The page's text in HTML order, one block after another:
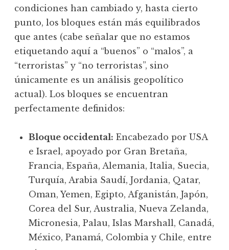
condiciones han cambiado y, hasta cierto
punto, los bloques están más equilibrados
que antes (cabe señalar que no estamos
etiquetando aquí a “buenos” o “malos”, a
“terroristas” y “no terroristas”, sino
únicamente es un análisis geopolítico
actual). Los bloques se encuentran
perfectamente definidos:
Bloque occidental: Encabezado por USA
e Israel, apoyado por Gran Bretaña,
Francia, España, Alemania, Italia, Suecia,
Turquía, Arabia Saudí, Jordania, Qatar,
Oman, Yemen, Egipto, Afganistán, Japón,
Corea del Sur, Australia, Nueva Zelanda,
Micronesia, Palau, Islas Marshall, Canadá,
México, Panamá, Colombia y Chile, entre